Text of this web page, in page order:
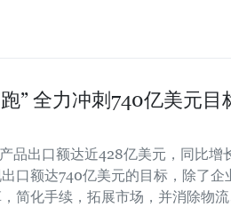
” 全力冲刺740亿美元目
品出口额达近428亿美元，同比增
口额达740亿美元的目标，除了企
简化手续，拓展市场，并消除物